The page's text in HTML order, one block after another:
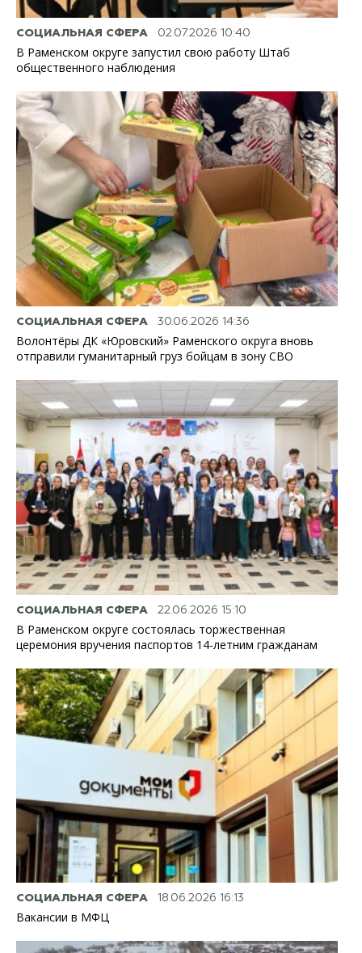
СОЦИАЛЬНАЯ СФЕРА 02.07.2026 10:40
В Раменском округе запустил свою работу Штаб
общественного наблюдения
СОЦИАЛЬНАЯ СФЕРА 30.06.2026 14:36
Волонтёры ДК «Юровский» Раменского округа вновь
отправили гуманитарный груз бойцам в зону СВО
СОЦИАЛЬНАЯ СФЕРА 22.06.2026 15:10
В Раменском округе состоялась торжественная
церемония вручения паспортов 14-летним гражданам
СОЦИАЛЬНАЯ СФЕРА 18.06.2026 16:13
Вакансии в МФЦ